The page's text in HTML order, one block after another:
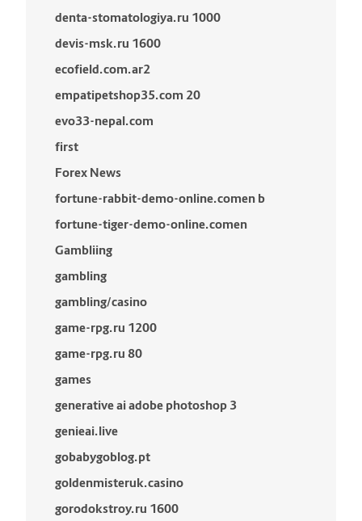
denta-stomatologiya.ru 1000
devis-msk.ru 1600
ecofield.com.ar2
empatipetshop35.com 20
evo33-nepal.com
first
Forex News
fortune-rabbit-demo-online.comen b
fortune-tiger-demo-online.comen
Gambliing
gambling
gambling/casino
game-rpg.ru 1200
game-rpg.ru 80
games
generative ai adobe photoshop 3
genieai.live
gobabygoblog.pt
goldenmisteruk.casino
gorodokstroy.ru 1600